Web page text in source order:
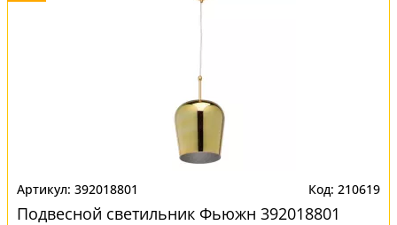
392018801 210619
Подвесной светильник Фьюжн 392018801